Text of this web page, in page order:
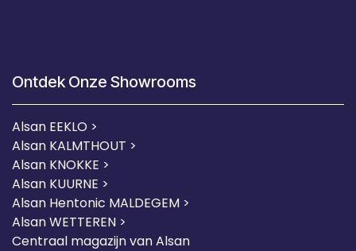
Ontdek Onze Showrooms
Alsan EEKLO >
Alsan KALMTHOUT >
Alsan KNOKKE >
Alsan KUURNE >
Alsan Hentonic MALDEGEM >
Alsan WETTEREN >
Centraal magazijn van Alsan